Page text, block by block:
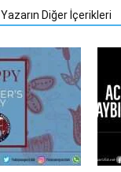
Yazarın Diğer İçerikleri